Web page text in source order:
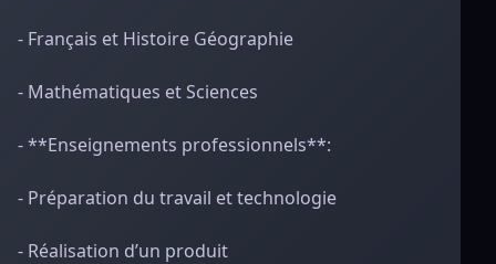
- Français et Histoire Géographie
- Mathématiques et Sciences
- **Enseignements professionnels**:
- Préparation du travail et technologie
- Réalisation d’un produit